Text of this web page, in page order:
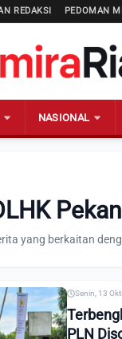
REDAKSI PEDOMAN
NASIONAL
yang berkaitan
Senin, 13
PLN